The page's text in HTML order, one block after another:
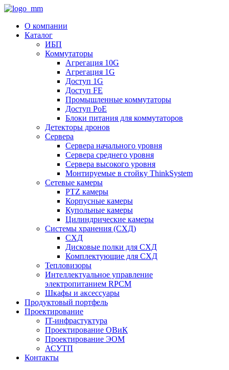
О компании
Каталог
ИБП
Коммутаторы
Агрегация 10G
Агрегация 1G
Доступ 1G
Доступ FE
Промышленные коммутаторы
Доступ PoE
Блоки питания для коммутаторов
Детекторы дронов
Сервера
Сервера начального уровня
Сервера среднего уровня
Сервера высокого уровня
Монтируемые в стойку ThinkSystem
Сетевые камеры
PTZ камеры
Корпусные камеры
Купольные камеры
Цилиндрические камеры
Системы хранения (СХД)
СХД
Дисковые полки для СХД
Комплектующие для СХД
Тепловизоры
Интеллектуальное управление
электропитанием RPCM
Шкафы и аксессуары
Продуктовый портфель
Проектирование
IT-инфрастуктура
Проектирование ОВиК
Проектирование ЭОМ
АСУТП
Контакты